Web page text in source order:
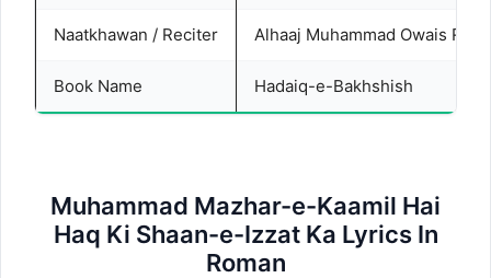
Naatkhawan / Reciter Alhaaj Muhammad Owais
Book Name Hadaiq-e-Bakhshish
Muhammad Mazhar-e-Kaamil Hai
Haq Ki Shaan-e-Izzat Ka Lyrics In
Roman